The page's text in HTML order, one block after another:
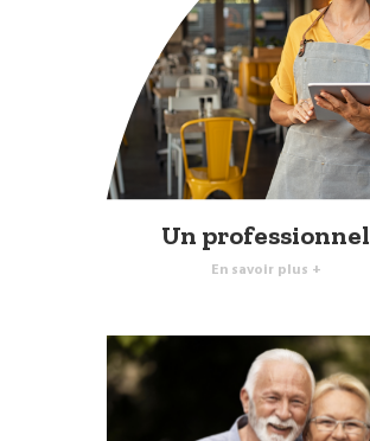
Un professionnel
En savoir plus +